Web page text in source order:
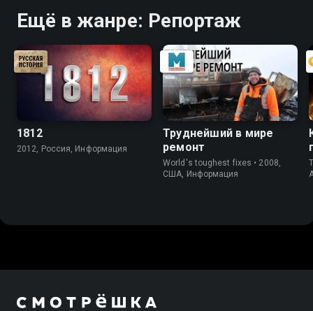
Ещё в жанре: Репортаж
1812
2012, Россия, Информация
Труднейший в мире
ремонт
World's toughest fixes • 2008,
США, Информация